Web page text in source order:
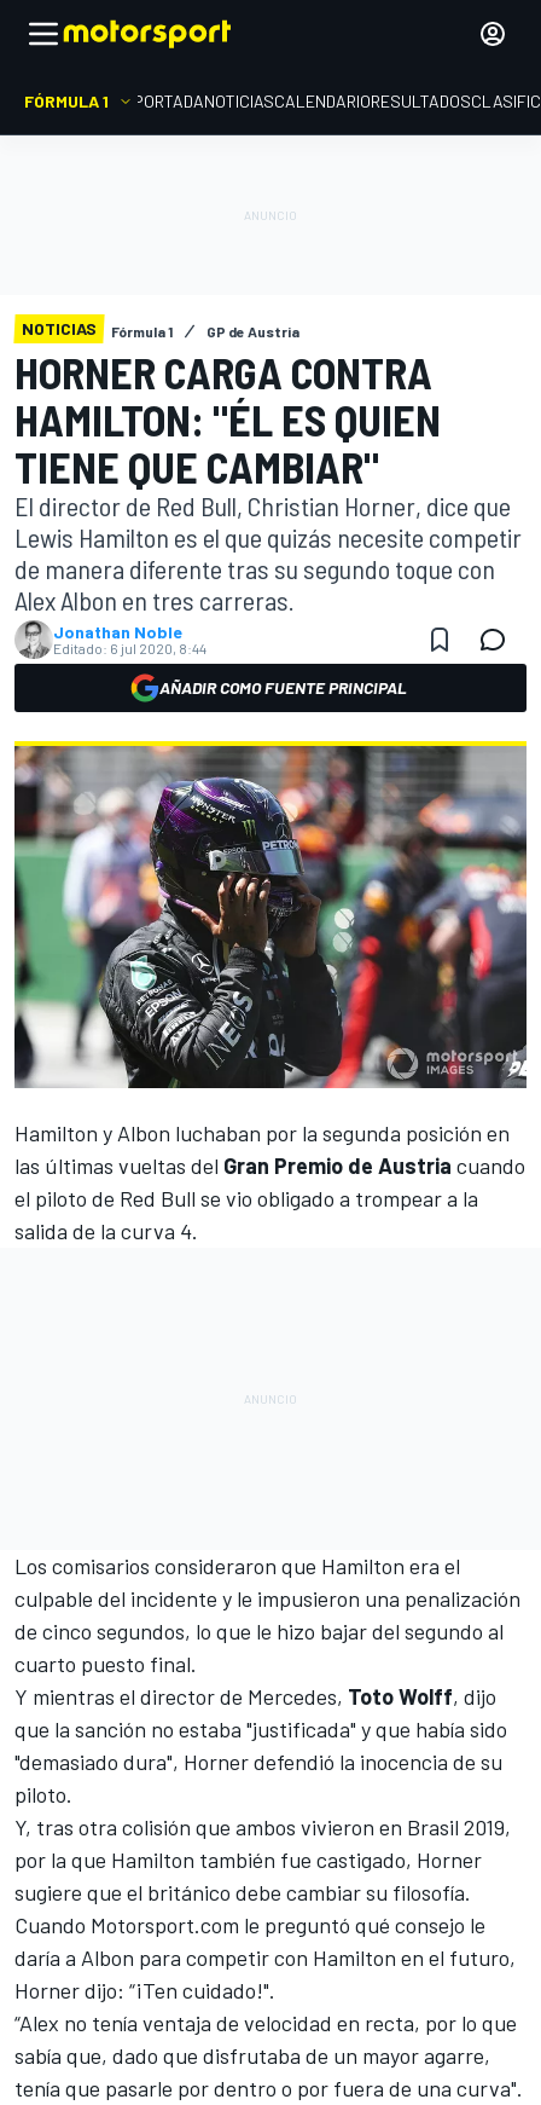
FÓRMULA 1 PORTADANOTICIASCALENDARIORESULTADOS
NOTICIAS Fórmula 1 GP de Austria
HORNER CARGA CONTRA
HAMILTON: "ÉL ES QUIEN
TIENE QUE CAMBIAR"
El director de Red Bull, Christian Horner, dice que
Lewis Hamilton es el que quizás necesite competir
de manera diferente tras su segundo toque con
Alex Albon en tres carreras.
Jonathan Noble
Editado: 6 jul 2020, 8:44
AÑADIR COMO FUENTE PRINCIPAL
Hamilton y Albon luchaban por la segunda posición en
las últimas vueltas del Gran Premio de Austria cuando
el piloto de Red Bull se vio obligado a trompear a la
salida de la curva 4.
Los comisarios consideraron que Hamilton era el
culpable del incidente y le impusieron una penalización
de cinco segundos, lo que le hizo bajar del segundo al
cuarto puesto final.
Y mientras el director de Mercedes, Toto Wolff, dijo
que la sanción no estaba "justificada" y que había sido
"demasiado dura", Horner defendió la inocencia de su
piloto.
Y, tras otra colisión que ambos vivieron en Brasil 2019,
por la que Hamilton también fue castigado, Horner
sugiere que el británico debe cambiar su filosofía.
Cuando Motorsport.com le preguntó qué consejo le
daría a Albon para competir con Hamilton en el futuro,
Horner dijo: “¡Ten cuidado!".
“Alex no tenía ventaja de velocidad en recta, por lo que
sabía que, dado que disfrutaba de un mayor agarre,
tenía que pasarle por dentro o por fuera de una curva".